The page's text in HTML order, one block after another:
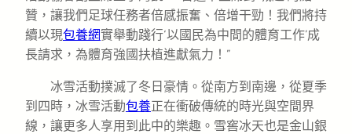
贊，讓我們足球任務者倍感振奮、倍增干勁！我們將持
續以現包養網實舉動踐行‘以國民為中間的體育工作’成
長請求，為體育強國扶植進獻氣力！”
冰雪活動撲滅了冬日豪情。從南方到南邊，從夏季
到四時，冰雪活動包養正在衝破傳統的時光與空間界
線，讓更多人享用到此中的樂趣。雪窖冰天也是金山銀